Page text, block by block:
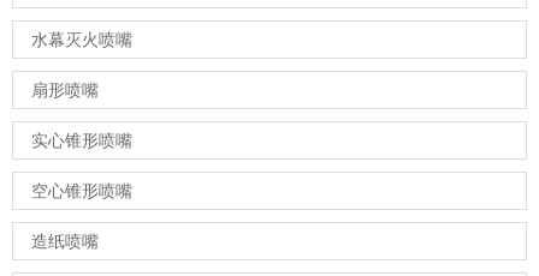
水幕灭火喷嘴
扇形喷嘴
实心锥形喷嘴
空心锥形喷嘴
造纸喷嘴